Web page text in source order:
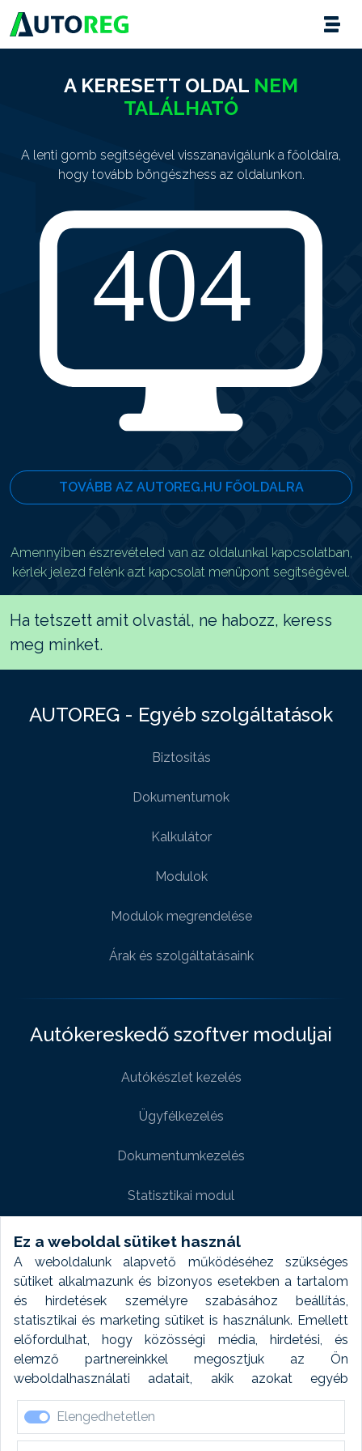
Ez a weboldal sütiket használ
A weboldalunk alapvető működéséhez szükséges
sütiket alkalmazunk és bizonyos esetekben a tartalom
és hirdetések személyre szabásához beállítás,
statisztikai és marketing sütiket is használunk. Emellett
előfordulhat, hogy közösségi média, hirdetési, és
elemző partnereinkkel megosztjuk az Ön
weboldalhasználati adatait, akik azokat egyéb
forrásokból gyűjtött adatokkal kombinálhatják. A sütik
elfogadásával kapcsolatosan naplózást végzünk és
ezen adatokat 6 hónap után automatikusan töröljük. A
Elengedhetetlen
A KERESETT OLDAL NEM
TALÁLHATÓ
A lenti gomb segítségével visszanavigálunk a főoldalra,
hogy tovább böngészhess az oldalunkon.
TOVÁBB AZ AUTOREG.HU FŐOLDALRA
Amennyiben észrevételed van az oldalunkal kapcsolatban,
kérlek jelezd felénk azt kapcsolat menüpont segítségével.
Ha tetszett amit olvastál, ne habozz, keress
meg minket.
AUTOREG - Egyéb szolgáltatások
Biztositás
Dokumentumok
Kalkulátor
Modulok
Modulok megrendelése
Árak és szolgáltatásaink
Autókereskedő szoftver moduljai
Autókészlet kezelés
Ügyfélkezelés
Dokumentumkezelés
Statisztikai modul
Weboldal modul
Fényképtár extra modul
Autómosó modul
Feladatütemezés